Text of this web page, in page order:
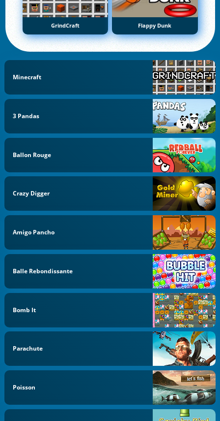
GrindCraft Flappy Dunk
Minecraft
3 Pandas
Ballon Rouge
Crazy Digger
Amigo Pancho
Balle Rebondissante
Bomb It
Parachute
Poisson